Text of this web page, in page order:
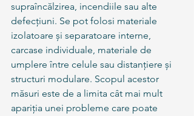
supraîncălzirea, incendiile sau alte
defecțiuni. Se pot folosi materiale
izolatoare și separatoare interne,
carcase individuale, materiale de
umplere între celule sau distanțiere și
structuri modulare. Scopul acestor
măsuri este de a limita cât mai mult
apariția unei probleme care poate